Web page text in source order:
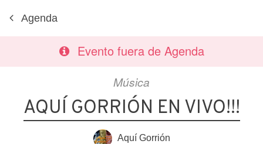
Agenda
Evento fuera de Agenda
Música
AQUÍ GORRIÓN EN VIVO!!!
Aquí Gorrión